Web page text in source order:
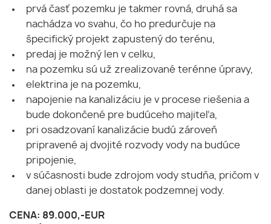
prvá časť pozemku je takmer rovná, druhá sa
nachádza vo svahu, čo ho predurčuje na
špecifický projekt zapustený do terénu,
predaj je možný len v celku,
na pozemku sú už zrealizované terénne úpravy,
elektrina je na pozemku,
napojenie na kanalizáciu je v procese riešenia a
bude dokončené pre budúceho majiteľa,
pri osadzovaní kanalizácie budú zároveň
pripravené aj dvojité rozvody vody na budúce
pripojenie,
v súčasnosti bude zdrojom vody studňa, pričom v
danej oblasti je dostatok podzemnej vody.
CENA: 89.000,-EUR